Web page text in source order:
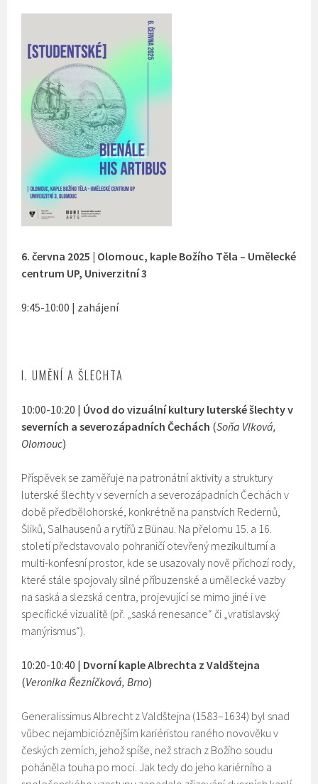
6. června 2025 | Olomouc, kaple Božího Těla – Umělecké
centrum UP, Univerzitní 3
9:45-10:00 | zahájení
I. UMĚNÍ A ŠLECHTA
10:00-10:20 | Úvod do vizuální kultury luterské šlechty v
severních a severozápadních Čechách (Soňa Vlková,
Olomouc)
Příspěvek se zaměřuje na patronátní aktivity a struktury
luterské šlechty v severních a severozápadních Čechách v
době předbělohorské, konkrétně na panstvích Redernů,
Šliků, Salhausenů a rytířů z Bünau. Na přelomu 15. a 16.
století představovalo pohraničí otevřený mezikulturní a
multi-konfesní prostor, kde se usazovaly nově příchozí rody,
které stále spojovaly silné příbuzenské a umělecké vazby
na saská a slezská centra, projevující se mimo jiné i ve
specifické vizualitě (př. „saská renesance“ či „vratislavský
manýrismus“).
10:20-10:40 | Dvorní kaple Albrechta z Valdštejna
(Veronika Řezníčková, Brno)
Generalissimus Albrecht z Valdštejna (1583–1634) byl snad
vůbec nejambicióznějším kariéristou raného novověku v
českých zemích, jehož spíše, než strach z Božího soudu
poháněla touha po moci. Jak tedy do jeho kariérního a